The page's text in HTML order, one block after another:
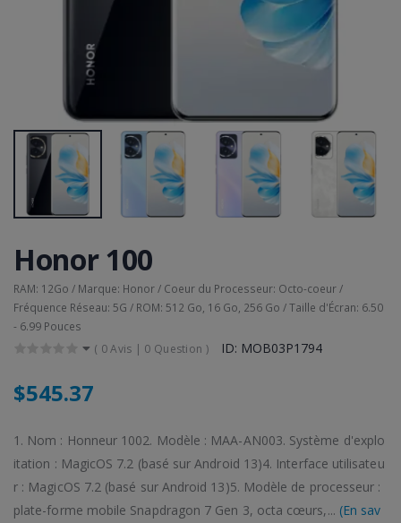
Honor 100
RAM: 12Go / Marque: Honor / Coeur du Processeur: Octo-coeur /
Fréquence Réseau: 5G / ROM: 512 Go, 16 Go, 256 Go / Taille d'Écran: 6.50
- 6.99 Pouces
( 0 Avis | 0 Question ) ID: MOB03P1794
$545.37
1. Nom : Honneur 1002. Modèle : MAA-AN003. Système d'explo
itation : MagicOS 7.2 (basé sur Android 13)4. Interface utilisateu
r : MagicOS 7.2 (basé sur Android 13)5. Modèle de processeur :
plate-forme mobile Snapdragon 7 Gen 3, octa cœurs,... (En sav